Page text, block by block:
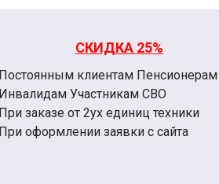
СКИДКА 25%
Постоянным клиентам Пенсионерам
Инвалидам Участникам СВО
При заказе от 2ух единиц техники
При оформлении заявки с сайта